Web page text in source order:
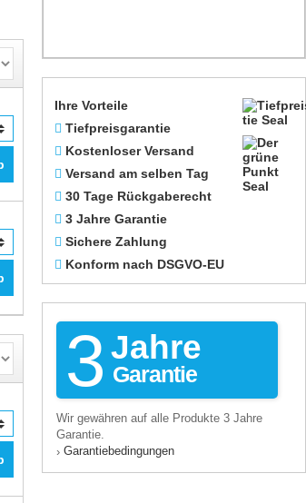
Ihre Vorteile
Tiefpreisgarantie
Kostenloser Versand
Versand am selben Tag
30 Tage Rückgaberecht
3 Jahre Garantie
Sichere Zahlung
Konform nach DSGVO-EU
3 Jahre
Garantie
Wir gewähren auf alle Produkte 3 Jahre
Garantie.
› Garantiebedingungen